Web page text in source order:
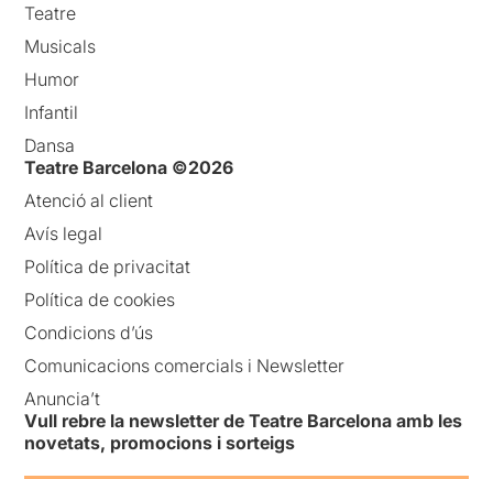
Teatre
Musicals
Humor
Infantil
Dansa
Teatre Barcelona ©2026
Atenció al client
Avís legal
Política de privacitat
Política de cookies
Condicions d’ús
Comunicacions comercials i Newsletter
Anuncia’t
Vull rebre la newsletter de Teatre Barcelona amb les
novetats, promocions i sorteigs